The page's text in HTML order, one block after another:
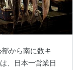
から南に数キ
、日本一営業日